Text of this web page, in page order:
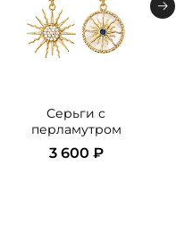
Серьги с
перламутром
3 600 ₽